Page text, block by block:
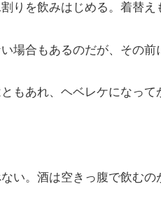
りを飲みはじめる。着替え
場合もあるのだが、その前
もあれ、ヘベレケになって
い。酒は空きっ腹で飲むの